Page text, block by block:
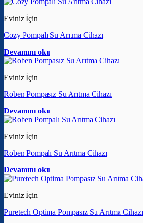
Eviniz İçin
Cozy Pompalı Su Arıtma Cihazı
Devamını oku
Eviniz İçin
Roben Pompasız Su Arıtma Cihazı
Devamını oku
Eviniz İçin
Roben Pompalı Su Arıtma Cihazı
Devamını oku
Eviniz İçin
Puretech Optima Pompasız Su Arıtma Cihazı